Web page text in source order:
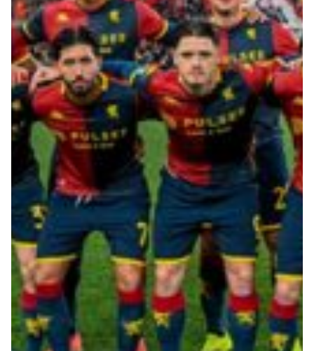
Summer Sale
Mare
Accessori
Party
Outlet
Helan x Genoa
Isolani x Genoa
Gift Card Online Store